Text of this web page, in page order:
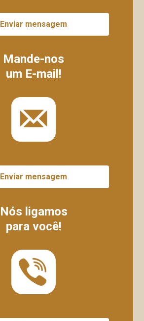
Enviar mensagem
Mande-nos
um E-mail!
Enviar mensagem
Nós ligamos
para você!